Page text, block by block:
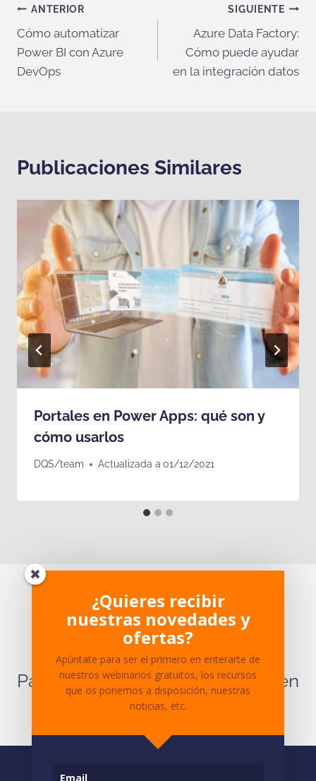
Navegación
de
entradas
ANTERIOR
Cómo automatizar
Power BI con Azure
DevOps
SIGUIENTE
Azure Data Factory:
Cómo puede ayudar
en la integración datos
Publicaciones Similares
Portales en Power Apps: qué son y
cómo usarlos
DQS/team Actualizada a 01/12/2021
¿Te ha parecido interesante?
¿Tienes dudas sobre el
contenido?
Para cualquier pregunta ponte en
contactocon nosotros.
¿Quieres recibir
nuestras novedades y
ofertas?
Apúntate para ser el primero en enterarte de
nuestros webinarios gratuitos, los recursos
que os ponemos a disposición, nuestras
noticias, etc.